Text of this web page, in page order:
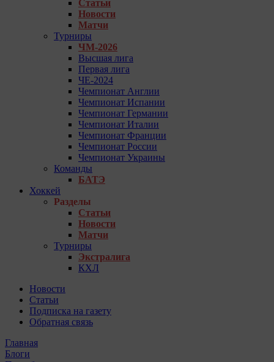
Статьи
Новости
Матчи
Турниры
ЧМ-2026
Высшая лига
Первая лига
ЧЕ-2024
Чемпионат Англии
Чемпионат Испании
Чемпионат Германии
Чемпионат Италии
Чемпионат Франции
Чемпионат России
Чемпионат Украины
Команды
БАТЭ
Хоккей
Разделы
Статьи
Новости
Матчи
Турниры
Экстралига
КХЛ
Новости
Статьи
Подписка на газету
Обратная связь
Главная
Блоги